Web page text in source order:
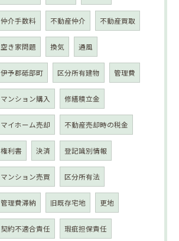
仲介手数料 不動産仲介 不動産買取
空き家問題 換気 通風
伊予郡砥部町 区分所有建物 管理費
マンション購入 修繕積立金
マイホーム売却 不動産売却時の税金
権利書 決済 登記識別情報
マンション売買 区分所有法
管理費滞納 旧既存宅地 更地
契約不適合責任 瑕疵担保責任